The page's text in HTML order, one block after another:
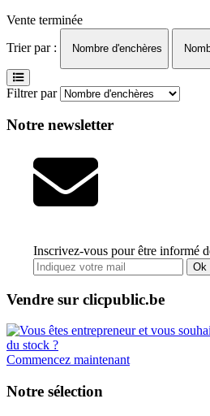
Vente terminée
Trier par :
Nombre d'enchères
Filtrer par
Notre newsletter
Inscrivez-vous pour être informé
Ok
Vendre sur clicpublic.be
Commencez maintenant
Notre sélection